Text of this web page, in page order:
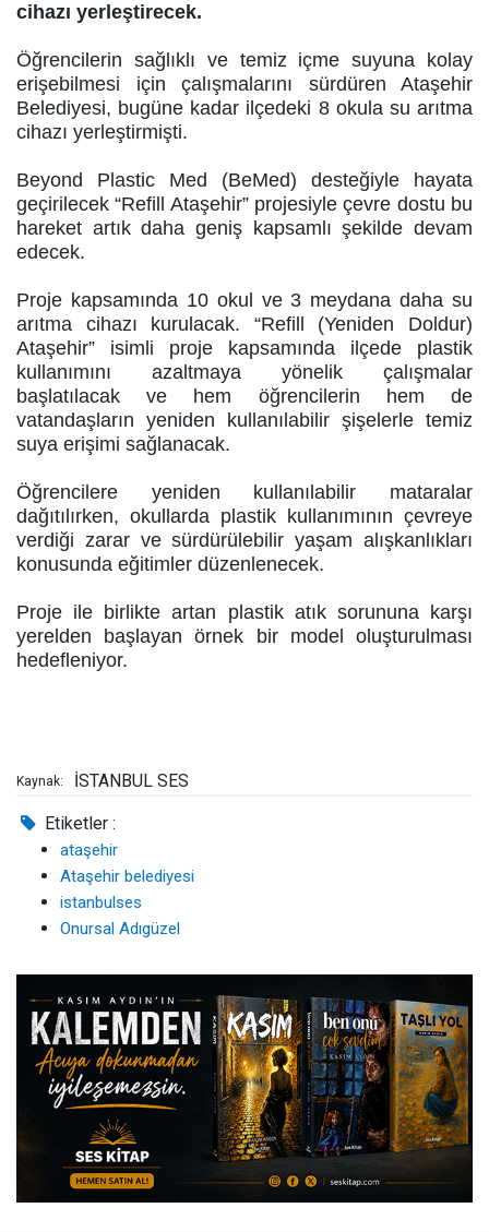
cihazı yerleştirecek.
Öğrencilerin sağlıklı ve temiz içme suyuna kolay
erişebilmesi için çalışmalarını sürdüren Ataşehir
Belediyesi, bugüne kadar ilçedeki 8 okula su arıtma
cihazı yerleştirmişti.
Beyond Plastic Med (BeMed) desteğiyle hayata
geçirilecek “Refill Ataşehir” projesiyle çevre dostu bu
hareket artık daha geniş kapsamlı şekilde devam
edecek.
Proje kapsamında 10 okul ve 3 meydana daha su
arıtma cihazı kurulacak. “Refill (Yeniden Doldur)
Ataşehir” isimli proje kapsamında ilçede plastik
kullanımını azaltmaya yönelik çalışmalar
başlatılacak ve hem öğrencilerin hem de
vatandaşların yeniden kullanılabilir şişelerle temiz
suya erişimi sağlanacak.
Öğrencilere yeniden kullanılabilir mataralar
dağıtılırken, okullarda plastik kullanımının çevreye
verdiği zarar ve sürdürülebilir yaşam alışkanlıkları
konusunda eğitimler düzenlenecek.
Proje ile birlikte artan plastik atık sorununa karşı
yerelden başlayan örnek bir model oluşturulması
hedefleniyor.
Kaynak: İSTANBUL SES
Etiketler :
ataşehir
Ataşehir belediyesi
istanbulses
Onursal Adıgüzel